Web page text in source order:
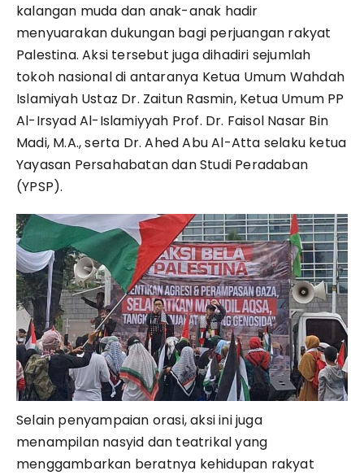
kalangan muda dan anak-anak hadir
menyuarakan dukungan bagi perjuangan rakyat
Palestina. Aksi tersebut juga dihadiri sejumlah
tokoh nasional di antaranya Ketua Umum Wahdah
Islamiyah Ustaz Dr. Zaitun Rasmin, Ketua Umum PP
Al-Irsyad Al-Islamiyyah Prof. Dr. Faisol Nasar Bin
Madi, M.A., serta Dr. Ahed Abu Al-Atta selaku ketua
Yayasan Persahabatan dan Studi Peradaban
(YPSP).
Selain penyampaian orasi, aksi ini juga
menampilan nasyid dan teatrikal yang
menggambarkan beratnya kehidupan rakyat